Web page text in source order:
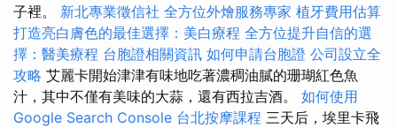
子裡。 新北專業徵信社 全方位外燴服務專家 植牙費用估算
打造亮白膚色的最佳選擇：美白療程 全方位提升自信的選
擇：醫美療程 台胞證相關資訊 如何申請台胞證 公司設立全
攻略 艾麗卡開始津津有味地吃著濃稠油膩的珊瑚紅色魚
汁，其中不僅有美味的大蒜，還有西拉吉酒。 如何使用
Google Search Console 台北按摩課程 三天后，埃里卡飛